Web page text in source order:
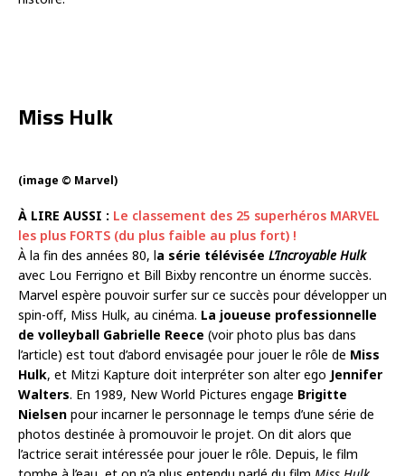
Miss Hulk
(image © Marvel)
À LIRE AUSSI : Le classement des 25 superhéros MARVEL
les plus FORTS (du plus faible au plus fort) !
À la fin des années 80, la série télévisée L’Incroyable Hulk
avec Lou Ferrigno et Bill Bixby rencontre un énorme succès.
Marvel espère pouvoir surfer sur ce succès pour développer un
spin-off, Miss Hulk, au cinéma. La joueuse professionnelle
de volleyball Gabrielle Reece (voir photo plus bas dans
l’article) est tout d’abord envisagée pour jouer le rôle de Miss
Hulk, et Mitzi Kapture doit interpréter son alter ego Jennifer
Walters. En 1989, New World Pictures engage Brigitte
Nielsen pour incarner le personnage le temps d’une série de
photos destinée à promouvoir le projet. On dit alors que
l’actrice serait intéressée pour jouer le rôle. Depuis, le film